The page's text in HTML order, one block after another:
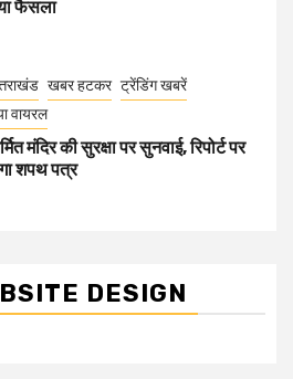
फैसला
खबर हटकर ट्रेंडिंग खबरें
वायरल
मंदिर की सुरक्षा पर सुनवाई, रिपोर्ट पर
शपथ पत्र
DESIGN